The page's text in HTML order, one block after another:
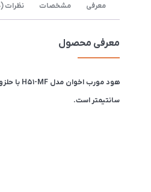
معرفی مشخصات نظرات (0)
معرفی محصول
سانتیمتر است.